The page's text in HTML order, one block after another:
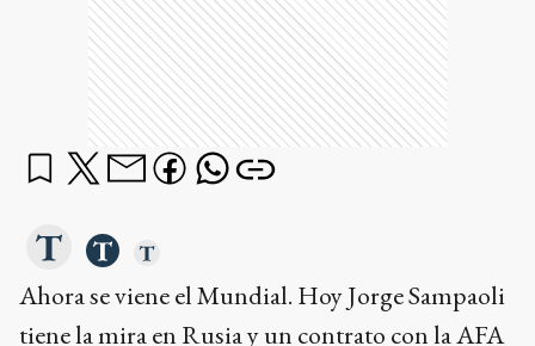
Ahora se viene el Mundial. Hoy Jorge Sampaoli
tiene la mira en Rusia y un contrato con la AFA